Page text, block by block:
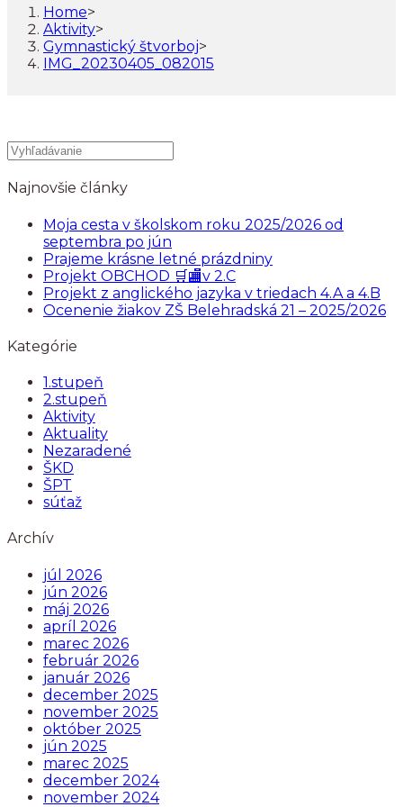
Home>
Aktivity>
Gymnastický štvorboj>
IMG_20230405_082015
Najnovšie články
Moja cesta v školskom roku 2025/2026 od
septembra po jún
Prajeme krásne letné prázdniny
Projekt OBCHOD 🛒🏬v 2.C
Projekt z anglického jazyka v triedach 4.A a 4.B
Ocenenie žiakov ZŠ Belehradská 21 – 2025/2026
Kategórie
1.stupeň
2.stupeň
Aktivity
Aktuality
Nezaradené
ŠKD
ŠPT
súťaž
Archív
júl 2026
jún 2026
máj 2026
apríl 2026
marec 2026
február 2026
január 2026
december 2025
november 2025
október 2025
jún 2025
marec 2025
december 2024
november 2024